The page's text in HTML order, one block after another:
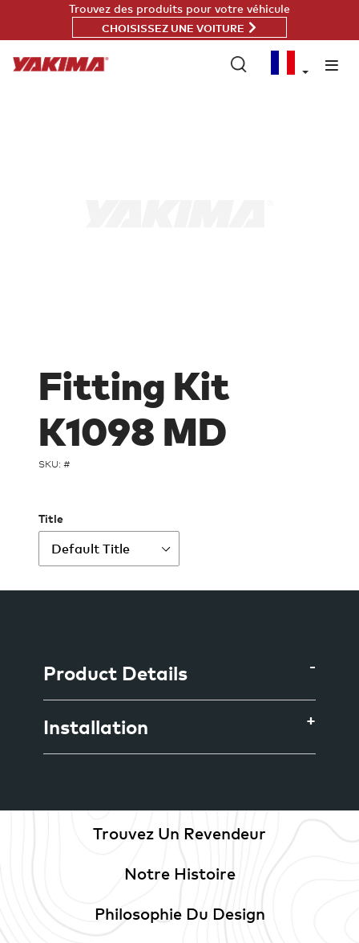
Trouvez des produits pour votre véhicule
CHOISISSEZ UNE VOITURE
Fitting Kit
K1098 MD
SKU: #
Title
Product Details
Installation
Trouvez Un Revendeur
Notre Histoire
Philosophie Du Design